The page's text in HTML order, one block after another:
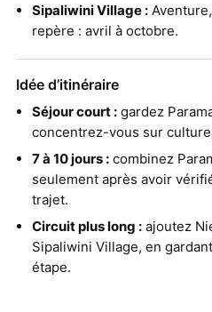
Sipaliwini Village :
repère : avril à octobre.
Idée d’itinéraire
Séjour court :gardez
concentrez-vous sur
7 à 10 jours :combinez
seulement après avoir
trajet.
Circuit plus long :ajoutez
Sipaliwini Village, en
étape.